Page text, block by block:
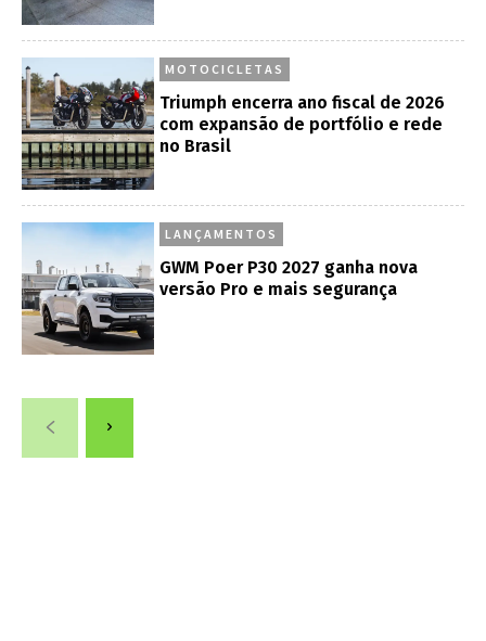
MOTOCICLETAS
Triumph encerra ano fiscal de 2026
com expansão de portfólio e rede
no Brasil
LANÇAMENTOS
GWM Poer P30 2027 ganha nova
versão Pro e mais segurança